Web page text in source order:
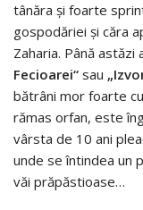
tânăra și foarte
gospodăriei și căra
Zaharia. Până
Fecioarei“ sau
bătrâni mor foarte
rămas orfan, este
vârsta de 10 ani
unde se întindea un
văi prăpăstioase…